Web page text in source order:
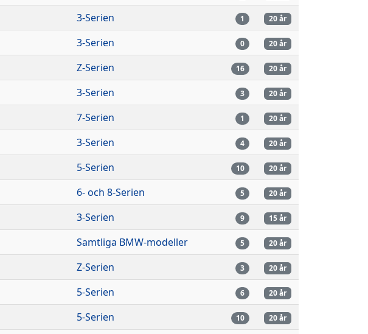
3-Serien 1 20 år
3-Serien 0 20 år
Z-Serien 16 20 år
3-Serien 3 20 år
7-Serien 1 20 år
3-Serien 4 20 år
5-Serien 10 20 år
6- och 8-Serien 5 20 år
3-Serien 9 15 år
Samtliga BMW-modeller 5 20 år
Z-Serien 3 20 år
5-Serien 6 20 år
5-Serien 10 20 år